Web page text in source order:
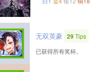
无双英豪 29Tips
已获得所有奖杯。